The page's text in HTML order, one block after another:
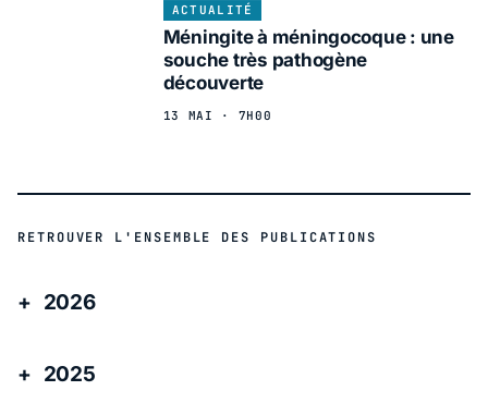
ACTUALITÉ
Méningite à méningocoque : une
souche très pathogène
découverte
13 MAI · 7H00
RETROUVER L'ENSEMBLE DES PUBLICATIONS
2026
2025